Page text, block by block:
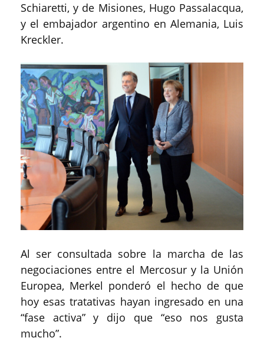
Schiaretti, y de Misiones, Hugo Passalacqua,
y el embajador argentino en Alemania, Luis
Kreckler.
Al ser consultada sobre la marcha de las
negociaciones entre el Mercosur y la Unión
Europea, Merkel ponderó el hecho de que
hoy esas tratativas hayan ingresado en una
“fase activa” y dijo que “eso nos gusta
mucho”.